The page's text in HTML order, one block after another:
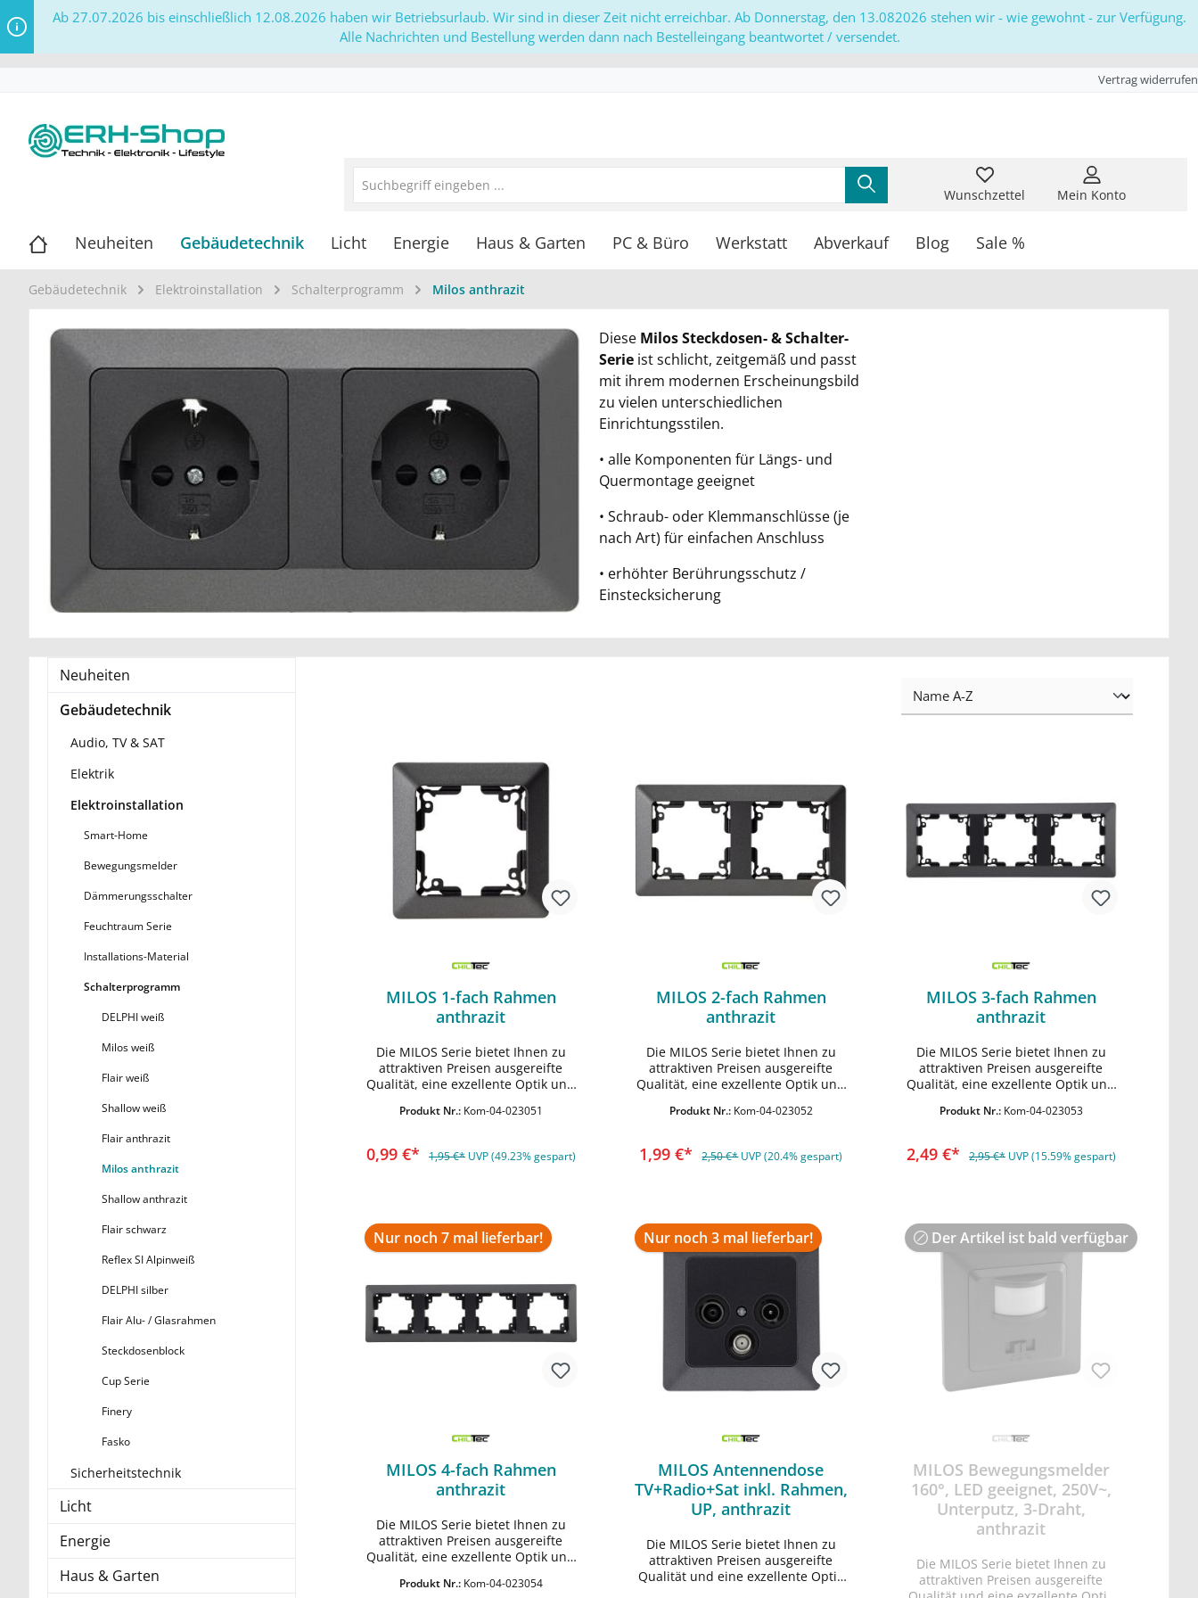
Ab 27.07.2026 bis einschließlich 12.08.2026 haben wir Betriebsurlaub. Wir sind in dieser Zeit nicht erreichbar. Ab Donnerstag, den 13.082026 stehen wir - wie gewohnt - zur Verfügung.
Alle Nachrichten und Bestellung werden dann nach Bestelleingang beantwortet / versendet.
Vertrag widerrufen
Wunschzettel Mein Konto
Neuheiten Gebäudetechnik Licht Energie Haus & Garten PC & Büro Werkstatt Abverkauf Blog Sale %
Gebäudetechnik Elektroinstallation Schalterprogramm Milos anthrazit
Diese Milos Steckdosen- & Schalter-
Serie ist schlicht, zeitgemäß und passt
mit ihrem modernen Erscheinungsbild
zu vielen unterschiedlichen
Einrichtungsstilen.
• alle Komponenten für Längs- und
Quermontage geeignet
• Schraub- oder Klemmanschlüsse (je
nach Art) für einfachen Anschluss
• erhöhter Berührungsschutz /
Einstecksicherung
Neuheiten
Gebäudetechnik
Audio, TV & SAT
Elektrik
Elektroinstallation
Smart-Home
Bewegungsmelder
Dämmerungsschalter
Feuchtraum Serie
Installations-Material
Schalterprogramm
DELPHI weiß
Milos weiß
Flair weiß
Shallow weiß
Flair anthrazit
Milos anthrazit
Shallow anthrazit
Flair schwarz
Reflex SI Alpinweiß
DELPHI silber
Flair Alu- / Glasrahmen
Steckdosenblock
Cup Serie
Finery
Fasko
Sicherheitstechnik
Licht
Energie
Haus & Garten
MILOS 1-fach Rahmen
anthrazit
Die MILOS Serie bietet Ihnen zu
attraktiven Preisen ausgereifte
Qualität, eine exzellente Optik und
Geeignet für alle Komponenten der
Produkt Nr.: Kom-04-023051
0,99 €* 1,95 €* UVP (49.23% gespart)
In den Warenkorb
MILOS 2-fach Rahmen
anthrazit
Die MILOS Serie bietet Ihnen zu
attraktiven Preisen ausgereifte
Qualität, eine exzellente Optik und
Geeignet für alle Komponenten der
Längs- und Quermontage geeignet
• HxBxT 150x80x14mm
Produkt Nr.: Kom-04-023052
1,99 €* 2,50 €* UVP (20.4% gespart)
In den Warenkorb
MILOS 3-fach Rahmen
anthrazit
Die MILOS Serie bietet Ihnen zu
attraktiven Preisen ausgereifte
Qualität, eine exzellente Optik und
Geeignet für alle Komponenten der
Längs- und Quermontage geeignet
• HxBxT 224x80x14mm
Produkt Nr.: Kom-04-023053
2,49 €* 2,95 €* UVP (15.59% gespart)
In den Warenkorb
Nur noch 7 mal lieferbar!
MILOS 4-fach Rahmen
anthrazit
Die MILOS Serie bietet Ihnen zu
attraktiven Preisen ausgereifte
Qualität, eine exzellente Optik und
Geeignet für alle Komponenten der
Produkt Nr.: Kom-04-023054
Nur noch 3 mal lieferbar!
MILOS Antennendose
TV+Radio+Sat inkl. Rahmen,
UP, anthrazit
Die MILOS Serie bietet Ihnen zu
attraktiven Preisen ausgereifte
Qualität und eine exzellente Optik
Der Artikel ist bald verfügbar
MILOS Bewegungsmelder
160°, LED geeignet, 250V~,
Unterputz, 3-Draht,
anthrazit
Die MILOS Serie bietet Ihnen zu
attraktiven Preisen ausgereifte